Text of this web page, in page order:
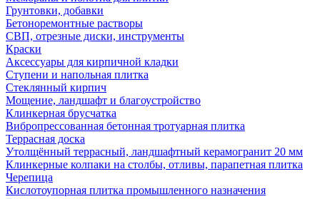
Грунтовки, добавки
Бетоноремонтные растворы
СВП, отрезные диски, инструменты
Краски
Аксессуары для кирпичной кладки
Ступени и напольная плитка
Cтеклянный кирпич
Мощение, ландшафт и благоустройство
Клинкерная брусчатка
Вибропрессованная бетонная тротуарная плитка
Террасная доска
Утолщённый террасный, ландшафтный керамогранит 20 мм
Клинкерные колпаки на столбы, отливы, парапетная плитка
Черепица
Кислотоупорная плитка промышленного назначения